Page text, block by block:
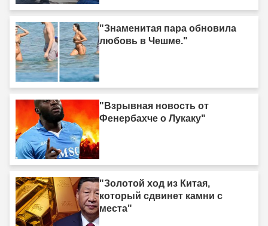
"Знаменитая пара обновила
любовь в Чешме."
"Взрывная новость от
Фенербахче о Лукаку"
"Золотой ход из Китая,
который сдвинет камни с
места"